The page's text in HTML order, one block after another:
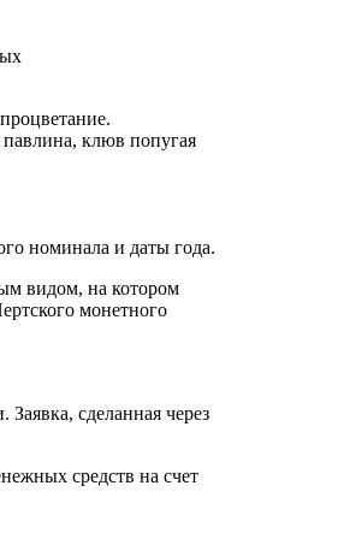
павлина, клюв попугая
номинала и даты года.
видом, на котором
монетного
сделанная через
средств на счет